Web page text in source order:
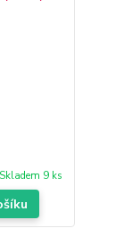
Skladem 9 ks